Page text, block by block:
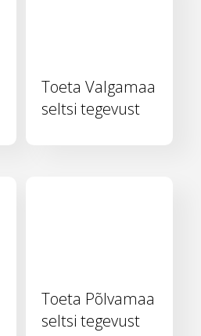
Toeta Valgamaa
seltsi tegevust
Toeta Põlvamaa
seltsi tegevust